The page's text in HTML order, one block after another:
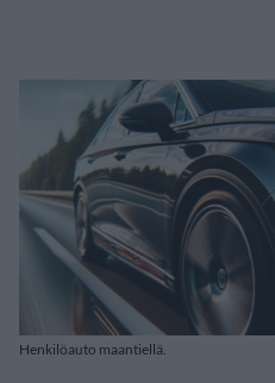
Henkilöauto maantiellä.